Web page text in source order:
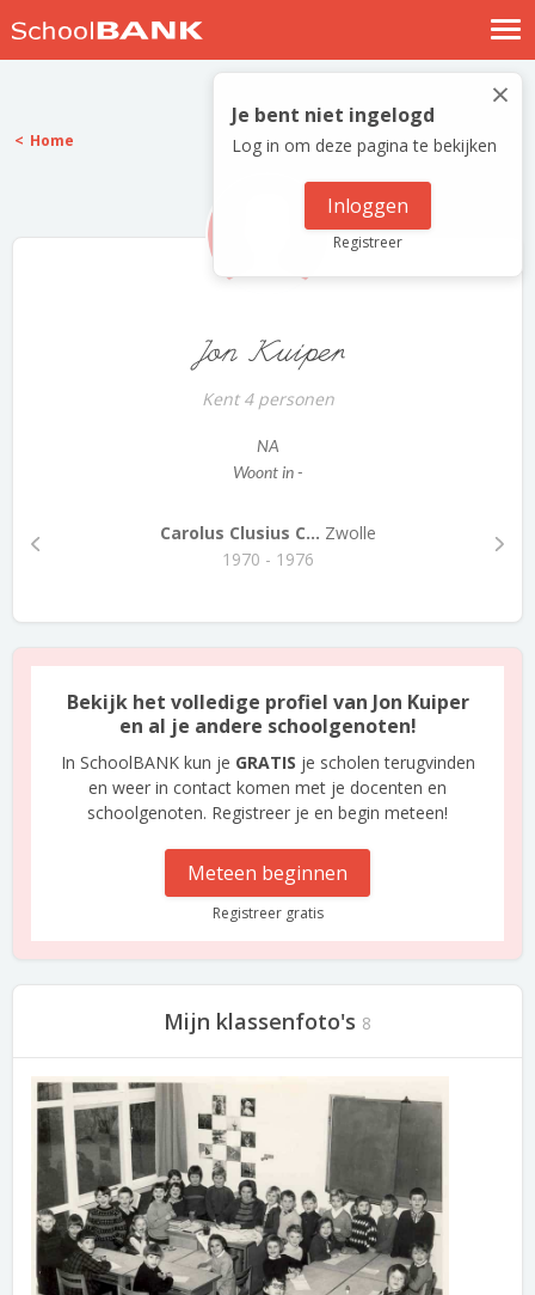
Nostalgische verhalen
Log in
Meld je gratis aan
×
Je bent niet ingelogd
Log in om deze pagina te bekijken
Inloggen
Registreer
Home
Jon Kuiper
Kent 4 personen
NA
Woont in -
Carolus Clusius C... Zwolle
1970 - 1976
Bekijk het volledige profiel van Jon Kuiper
en al je andere schoolgenoten!
In SchoolBANK kun je GRATIS je scholen terugvinden
en weer in contact komen met je docenten en
schoolgenoten. Registreer je en begin meteen!
Meteen beginnen
Registreer gratis
Mijn klassenfoto's 8